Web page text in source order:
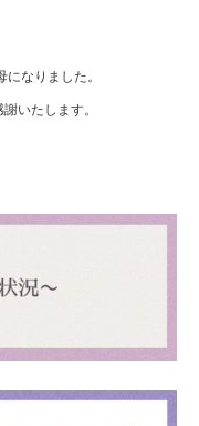
なりました。
いたします。